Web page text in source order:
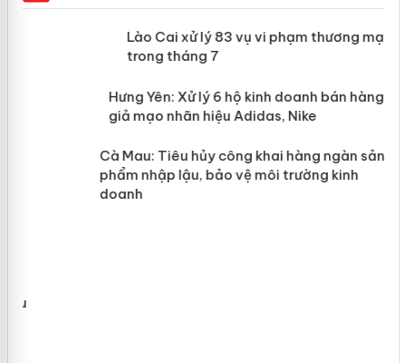
Lào Cai xử lý 83 vụ vi phạm thương
mại trong tháng 7
Hưng Yên: Xử lý 6 hộ kinh doanh bán
hàng giả mạo nhãn hiệu Adidas, Nike